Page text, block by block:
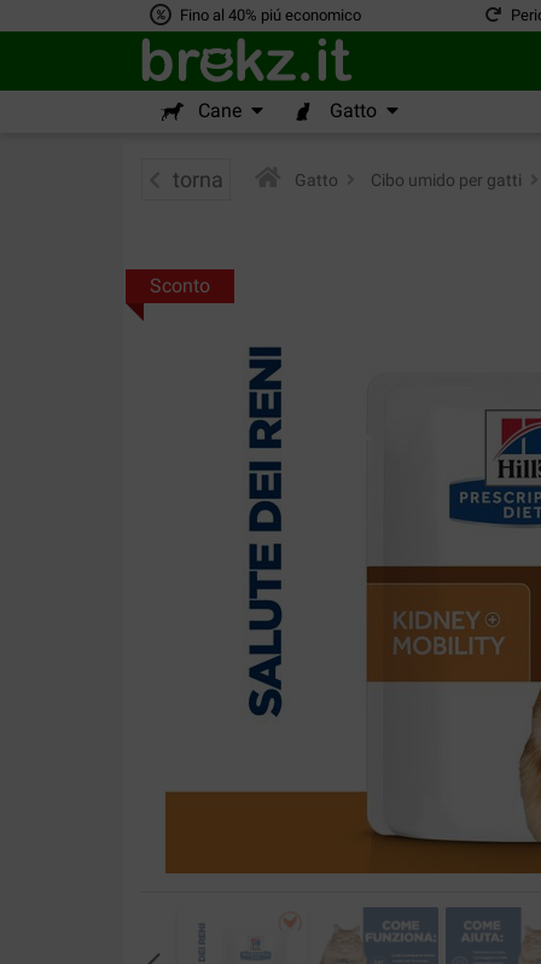
Fino al 40% piú economico
Cane Gatto
torna Gatto Cibo umido per gatti
Sconto